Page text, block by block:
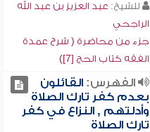
للشيخ: عبد العزيز بن عبد الله
الراجحي
جزء من محاضرة ( شرح عمدة
الفقه كتاب الحج [7])
الفهرس:القائلون
بعدم كفر تارك الصلاة
وأدلتهم , النزاع في كفر
تارك الصلاة